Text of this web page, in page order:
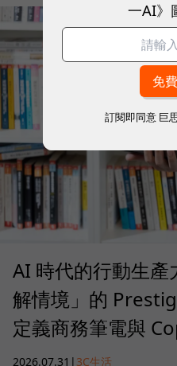
AI 時代的行動生產
解情境」的
定義商務筆電與
2026.07.31 | 3C生活
一AI》
訂閱即同意 巨